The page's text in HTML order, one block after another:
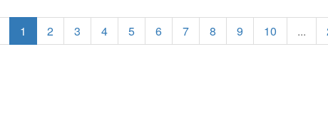
1 2 3 4 5 6 7 8 9 10 ...